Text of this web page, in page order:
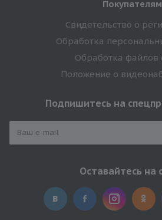
Покупателям
Свидетельство о
Обработка
Обработка файлов
Положение о
Подпишитесь на
Оставайтесь на